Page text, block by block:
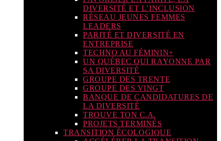
DIVERSITÉ ET L’INCLUSION
RÉSEAU JEUNES FEMMES
LEADERS
PARITÉ ET DIVERSITÉ EN
ENTREPRISE
TECHNO AU FÉMININ+
UN QUÉBEC QUI RAYONNE PAR
SA DIVERSITÉ
GROUPE DES TRENTE
GROUPE DES VINGT
BANQUE DE CANDIDATURES DE
LA DIVERSITÉ
TROUVE TON C.A.
PROJETS TERMINÉS
TRANSITION ÉCOLOGIQUE